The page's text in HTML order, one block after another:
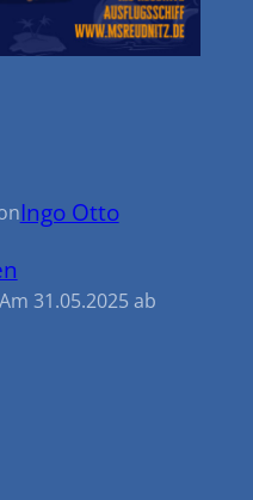
Ingo Otto
31.05.2025 ab